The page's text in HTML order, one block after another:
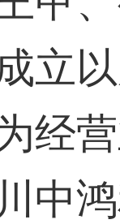
立
经
中